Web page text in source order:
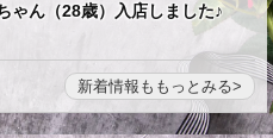
ゃん（28歳）入店しました♪
新着情報ももっとみる